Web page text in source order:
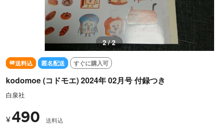
1 / 2
送料込 匿名配送 すぐに購入可
kodomoe (コドモエ) 2024年 02月号 付録つき
白泉社
¥490 送料込